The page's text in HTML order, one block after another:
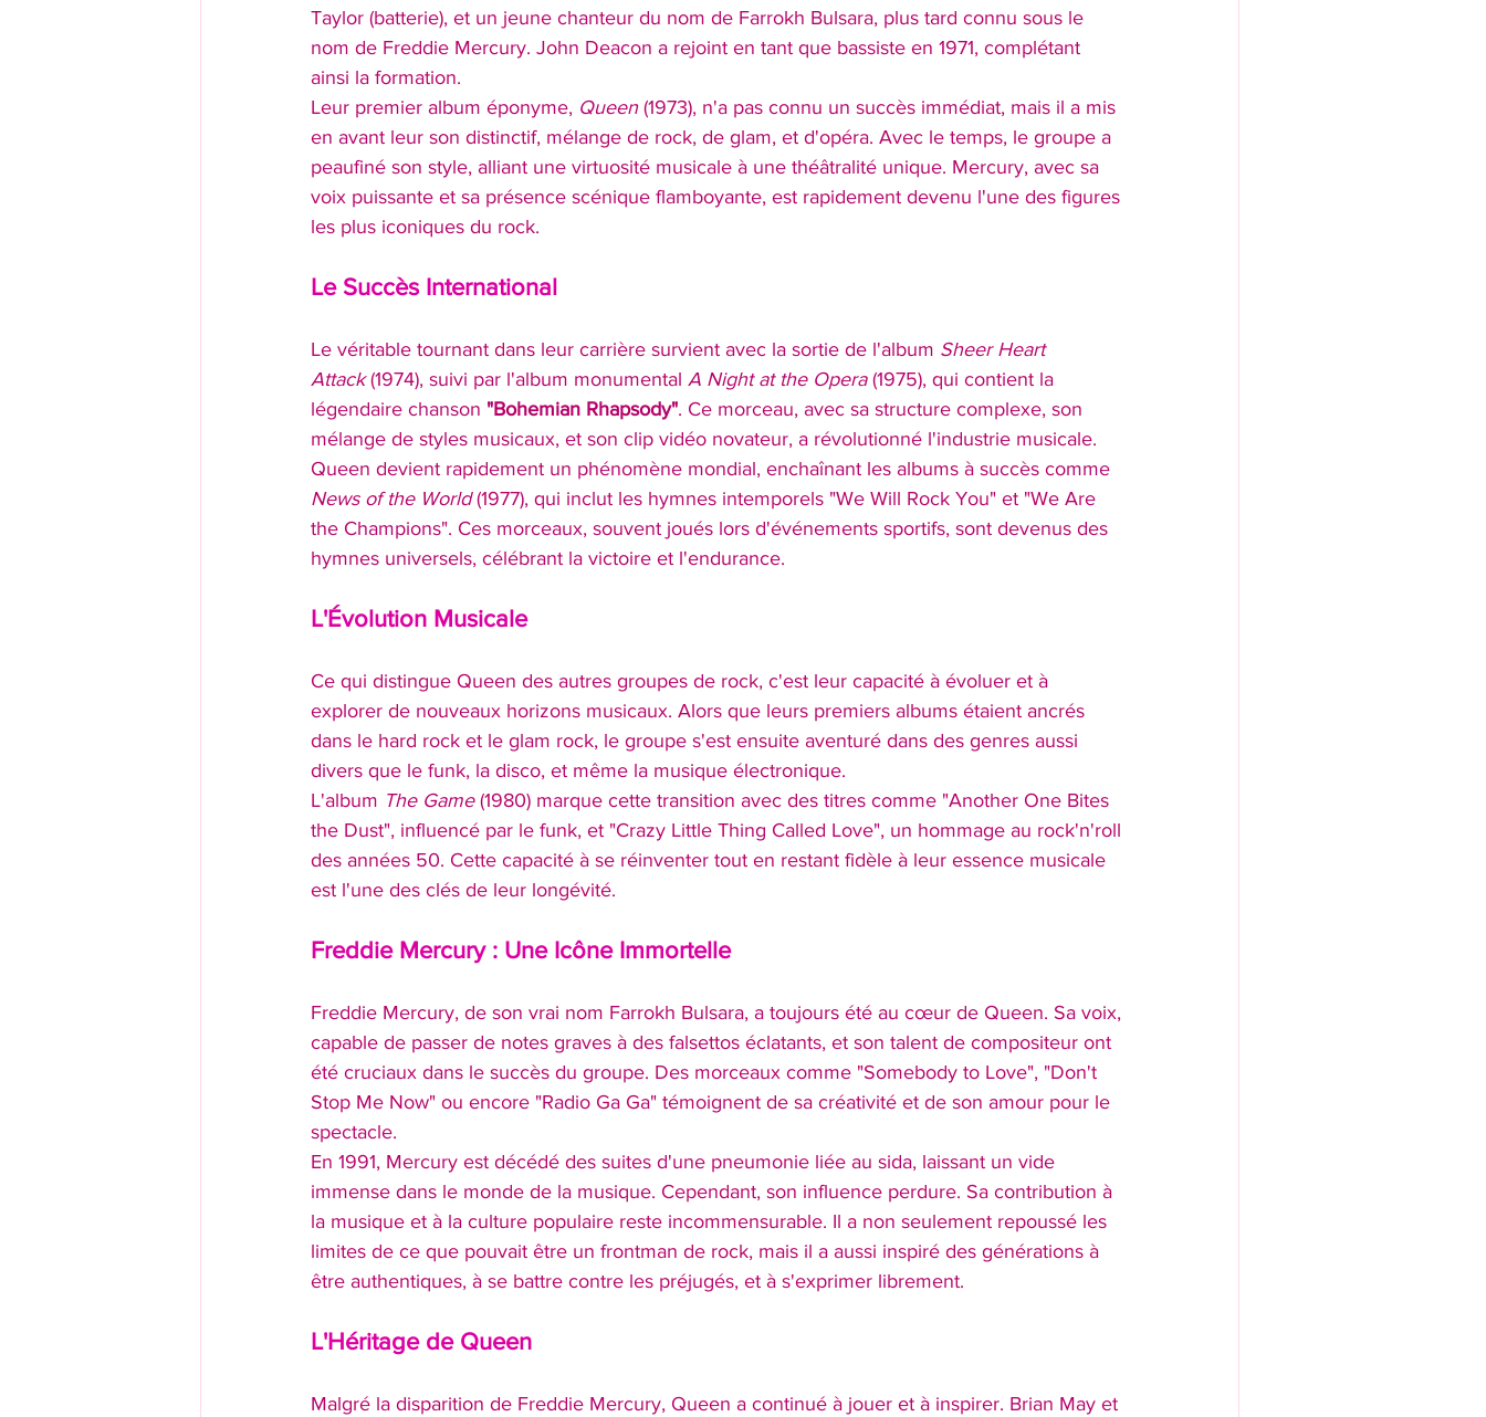
Taylor (batterie), et un jeune chanteur du nom de Farrokh Bulsara, plus tard connu sous le
nom de Freddie Mercury. John Deacon a rejoint en tant que bassiste en 1971, complétant
ainsi la formation.
Leur premier album éponyme, Queen (1973), n'a pas connu un succès immédiat, mais il a mis
en avant leur son distinctif, mélange de rock, de glam, et d'opéra. Avec le temps, le groupe a
peaufiné son style, alliant une virtuosité musicale à une théâtralité unique. Mercury, avec sa
voix puissante et sa présence scénique flamboyante, est rapidement devenu l'une des figures
les plus iconiques du rock.
Le Succès International
Le véritable tournant dans leur carrière survient avec la sortie de l'album Sheer Heart
Attack (1974), suivi par l'album monumental A Night at the Opera (1975), qui contient la
légendaire chanson "Bohemian Rhapsody". Ce morceau, avec sa structure complexe, son
mélange de styles musicaux, et son clip vidéo novateur, a révolutionné l'industrie musicale.
Queen devient rapidement un phénomène mondial, enchaînant les albums à succès comme
News of the World (1977), qui inclut les hymnes intemporels "We Will Rock You" et "We Are
the Champions". Ces morceaux, souvent joués lors d'événements sportifs, sont devenus des
hymnes universels, célébrant la victoire et l'endurance.
L'Évolution Musicale
Ce qui distingue Queen des autres groupes de rock, c'est leur capacité à évoluer et à
explorer de nouveaux horizons musicaux. Alors que leurs premiers albums étaient ancrés
dans le hard rock et le glam rock, le groupe s'est ensuite aventuré dans des genres aussi
divers que le funk, la disco, et même la musique électronique.
L'album The Game (1980) marque cette transition avec des titres comme "Another One Bites
the Dust", influencé par le funk, et "Crazy Little Thing Called Love", un hommage au rock'n'roll
des années 50. Cette capacité à se réinventer tout en restant fidèle à leur essence musicale
est l'une des clés de leur longévité.
Freddie Mercury : Une Icône Immortelle
Freddie Mercury, de son vrai nom Farrokh Bulsara, a toujours été au cœur de Queen. Sa voix,
capable de passer de notes graves à des falsettos éclatants, et son talent de compositeur ont
été cruciaux dans le succès du groupe. Des morceaux comme "Somebody to Love", "Don't
Stop Me Now" ou encore "Radio Ga Ga" témoignent de sa créativité et de son amour pour le
spectacle.
En 1991, Mercury est décédé des suites d'une pneumonie liée au sida, laissant un vide
immense dans le monde de la musique. Cependant, son influence perdure. Sa contribution à
la musique et à la culture populaire reste incommensurable. Il a non seulement repoussé les
limites de ce que pouvait être un frontman de rock, mais il a aussi inspiré des générations à
être authentiques, à se battre contre les préjugés, et à s'exprimer librement.
L'Héritage de Queen
Malgré la disparition de Freddie Mercury, Queen a continué à jouer et à inspirer. Brian May et